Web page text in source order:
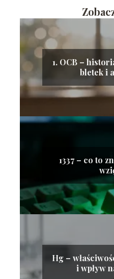
1. OCB –
bletek i
1337 – co to
Hg –
i wpływ